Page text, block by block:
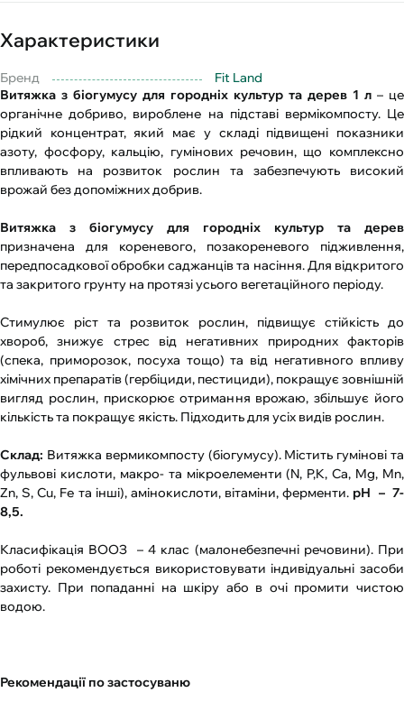
Характеристики
Бренд
Fit Land
Витяжка з біогумусу для городніх культур та дерев 1 л – це
органічне добриво, вироблене на підставі вермікомпосту. Це
рідкий концентрат, який має у складі підвищені показники
азоту, фосфору, кальцію, гумінових речовин, що комплексно
впливають на розвиток рослин та забезпечують високий
врожай без допоміжних добрив.
Витяжка з біогумусу для городніх культур та дерев
призначена для кореневого, позакореневого підживлення,
передпосадкової обробки саджанців та насіння. Для відкритого
та закритого грунту на протязі усього вегетаційного періоду.
Стимулює ріст та розвиток рослин, підвищує стійкість до
хвороб, знижує стрес від негативних природних факторів
(спека, приморозок, посуха тощо) та від негативного впливу
хімічних препаратів (гербіциди, пестициди), покращує зовнішній
вигляд рослин, прискорює отримання врожаю, збільшує його
кількість та покращує якість. Підходить для усіх видів рослин.
Склад: Витяжка вермикомпосту (біогумусу). Містить гумінові та
фульвові кислоти, макро- та мікроелементи (N, P,K, Ca, Mg, Mn,
Zn, S, Cu, Fe та інші), амінокислоти, вітаміни, ферменти. рН – 7-
8,5.
Класифікація ВООЗ
– 4 клас (малонебезпечні речовини). При
роботі рекомендується використовувати індивідуальні засоби
захисту. При попаданні на шкіру або в очі промити чистою
водою.
Рекомендації по застосуваню